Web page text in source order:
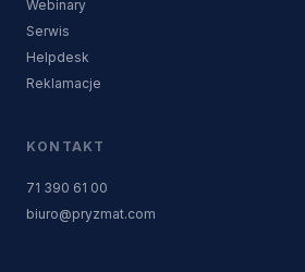
Webinary
Serwis
Helpdesk
Reklamacje
KONTAKT
71 390 61 00
biuro@pryzmat.com